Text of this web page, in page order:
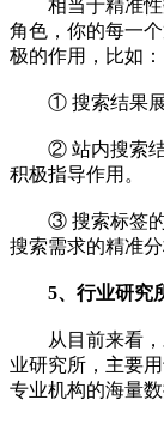
相当于精准性
角色，你的每一
极的作用，比如：
① 搜索结果展
② 站内搜索结
积极指导作用。
③ 搜索标签的
搜索需求的精准分
5、行业研究
从目前来看，
业研究所，主要
专业机构的海量数